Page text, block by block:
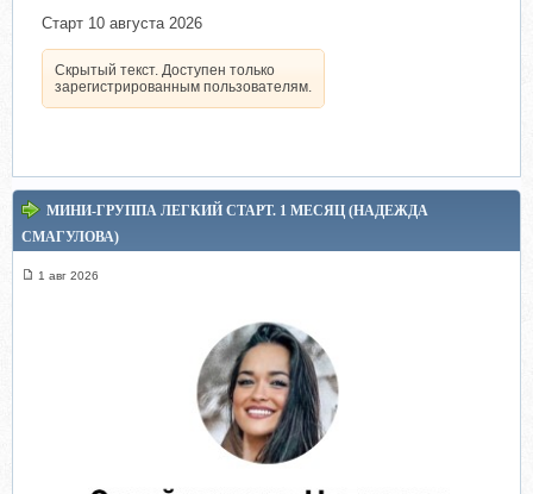
Старт 10 августа 2026
Скрытый текст. Доступен только
зарегистрированным пользователям.
МИНИ-ГРУППА ЛЕГКИЙ СТАРТ. 1 МЕСЯЦ (НАДЕЖДА
СМАГУЛОВА)
1 авг 2026